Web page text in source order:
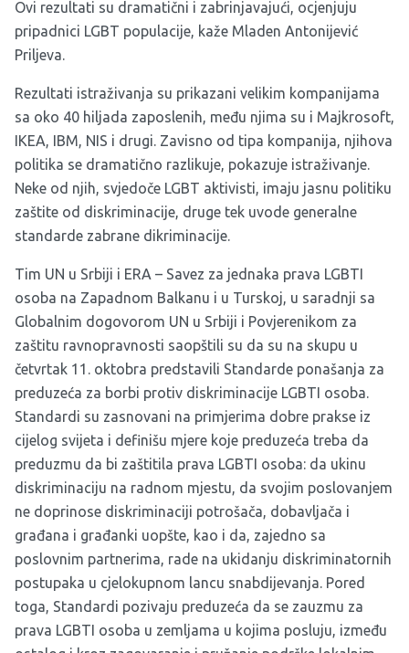
Ovi rezultati su dramatični i zabrinjavajući, ocjenjuju
pripadnici LGBT populacije, kaže Mladen Antonijević
Priljeva.
Rezultati istraživanja su prikazani velikim kompanijama
sa oko 40 hiljada zaposlenih, među njima su i Majkrosoft,
IKEA, IBM, NIS i drugi. Zavisno od tipa kompanija, njihova
politika se dramatično razlikuje, pokazuje istraživanje.
Neke od njih, svjedoče LGBT aktivisti, imaju jasnu politiku
zaštite od diskriminacije, druge tek uvode generalne
standarde zabrane dikriminacije.
Tim UN u Srbiji i ERA – Savez za jednaka prava LGBTI
osoba na Zapadnom Balkanu i u Turskoj, u saradnji sa
Globalnim dogovorom UN u Srbiji i Povjerenikom za
zaštitu ravnopravnosti saopštili su da su na skupu u
četvrtak 11. oktobra predstavili Standarde ponašanja za
preduzeća za borbi protiv diskriminacije LGBTI osoba.
Standardi su zasnovani na primjerima dobre prakse iz
cijelog svijeta i definišu mjere koje preduzeća treba da
preduzmu da bi zaštitila prava LGBTI osoba: da ukinu
diskriminaciju na radnom mjestu, da svojim poslovanjem
ne doprinose diskriminaciji potrošača, dobavljača i
građana i građanki uopšte, kao i da, zajedno sa
poslovnim partnerima, rade na ukidanju diskriminatornih
postupaka u cjelokupnom lancu snabdijevanja. Pored
toga, Standardi pozivaju preduzeća da se zauzmu za
prava LGBTI osoba u zemljama u kojima posluju, između